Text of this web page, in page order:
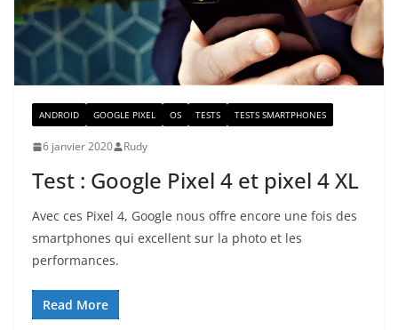
ANDROID GOOGLE PIXEL OS TESTS TESTS SMARTPHONES
6 janvier 2020 Rudy
Test : Google Pixel 4 et pixel 4 XL
Avec ces Pixel 4, Google nous offre encore une fois des
smartphones qui excellent sur la photo et les
performances.
Read More